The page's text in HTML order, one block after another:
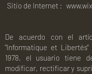
Sitio de Internet :
De acuerdo con el
"Informatique et
1978, el usuario tiene
modificar, rectificar y